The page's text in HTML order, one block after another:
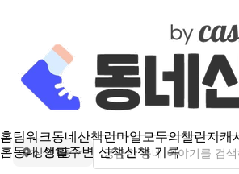
홈팀워크동네산책런마일모두의챌린지캐
홈동네 생활주변 산책산책 기록
상인1동